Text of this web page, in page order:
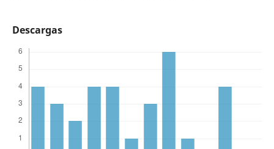
Descargas